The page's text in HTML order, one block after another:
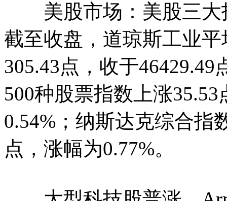
美股市场：美股三大
截至收盘，道琼斯工业
305.43点，收于
500种股票指数上涨
0.54%；纳斯达克综合指
点，涨幅为0.77%。